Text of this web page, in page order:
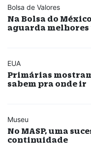
Bolsa de Valores
Na Bolsa do
aguarda
EUA
Primárias
sabem pra onde ir
Museu
No MASP, uma
continuidade